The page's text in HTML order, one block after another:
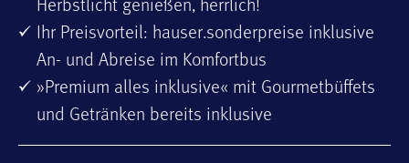
Ihr Preisvorteil: hauser.sonderpreise inklusive
An- und Abreise im Komfortbus
»Premium alles inklusive« mit Gourmetbüffets
und Getränken bereits inklusive